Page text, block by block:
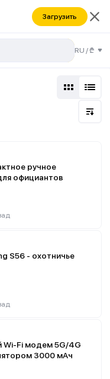
Загрузить
RU /₾
ручное
официантов
S56 - охотничье
Wi‑Fi модем 5G/4G
3000 мАч